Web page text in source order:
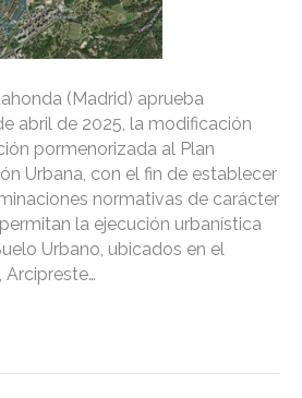
(Madrid) aprueba
abril de 2025, la modificación
pormenorizada al Plan
Urbana, con el fin de establecer
normativas de carácter
la ejecución urbanística
Urbano, ubicados en el